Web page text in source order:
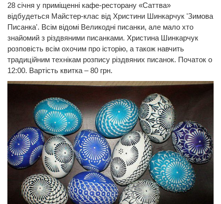
28 січня у приміщенні кафе-ресторану «Саттва»
відбудеться Майстер-клас від Христини Шинкарчук 'Зимова
Писанка'. Всім відомі Великодні писанки, але мало хто
знайомий з різдвяними писанками. Христина Шинкарчук
розповість всім охочим про історію, а також навчить
традиційним технікам розпису різдвяних писанок. Початок о
12:00. Вартість квитка – 80 грн.